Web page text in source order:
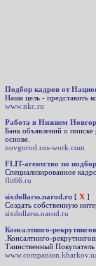
Подбор кадров от
Наша цель - представить
www.nkc.ru
Работа в Нижнем
Банк объявлений о
основе.
novgorod.rus-work.com
FLIT-агентство по
Специализированное
flit66.ru
sixdollarss.narod.ru [ X ]
Создать собственную
sixdollarss.narod.ru
Консалтинго-
.Консалтинго-
Таинственный